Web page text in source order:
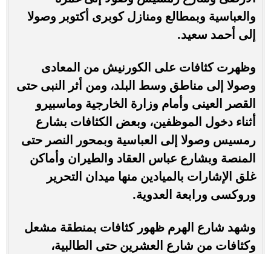
والعباسية وبمطالع ومنازل كوبرى أكتوبر وصولا
إلى أحمد سعيد.
وظهرت كثافات على الكورنيش من المعادى
وصولا إلى مناطق وسط البلد، ومن أثر النبى حتى
القصر العينى وأمام وزارة الخارجية وماسبيرو
أثناء دخول الموظفين، وبعض الكثافات بشارع
رمسيس وصولا إلى العباسية وبمحور النصر حتى
المنصة وبشارع عباس العقاد والطيران وأماكن
غلق الإشارات بالميادين منها ميدان التحرير
وروكسى ورابعة العدوية.
وشهد شارع الهرم ظهور كثافات بمنطقة مشعل
وكثافات من شارع العشرين حتى الطالبية،